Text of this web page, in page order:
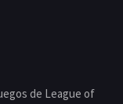
de League of